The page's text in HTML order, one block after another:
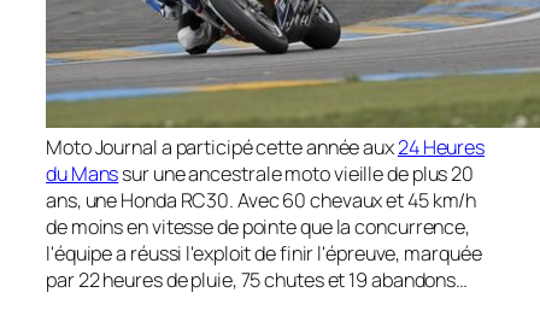
Moto Journal a participé cette année aux24 Heures
du Manssur une ancestrale moto vieille de plus 20
ans, une Honda RC30. Avec 60 chevaux et 45 km/h
de moins en vitesse de pointe que la concurrence,
l'équipe a réussi l'exploit de finir l'épreuve, marquée
par 22 heures de pluie, 75 chutes et 19 abandons…